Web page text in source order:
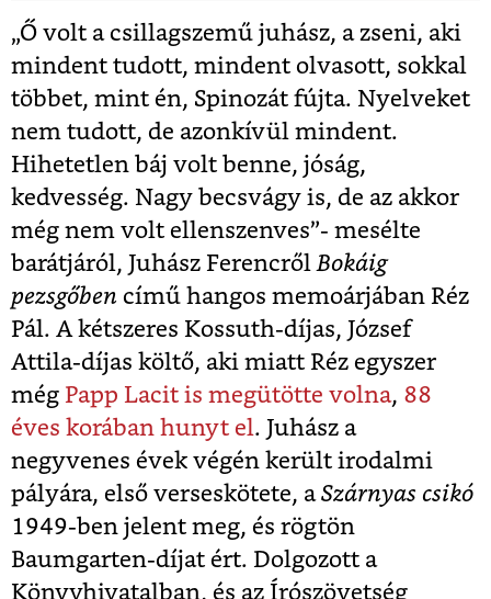
„Ő volt a csillagszemű juhász, a zseni, aki
mindent tudott, mindent olvasott, sokkal
többet, mint én, Spinozát fújta. Nyelveket
nem tudott, de azonkívül mindent.
Hihetetlen báj volt benne, jóság,
kedvesség. Nagy becsvágy is, de az akkor
még nem volt ellenszenves”- mesélte
barátjáról, Juhász Ferencről Bokáig
pezsgőben című hangos memoárjában Réz
Pál. A kétszeres Kossuth-díjas, József
Attila-díjas költő, aki miatt Réz egyszer
még Papp Lacit is megütötte volna, 88
éves korában hunyt el. Juhász a
negyvenes évek végén került irodalmi
pályára, első verseskötete, aSzárnyas csikó
1949-ben jelent meg, és rögtön
Baumgarten-díjat ért. Dolgozott a
Könyvhivatalban, és az Írószövetség